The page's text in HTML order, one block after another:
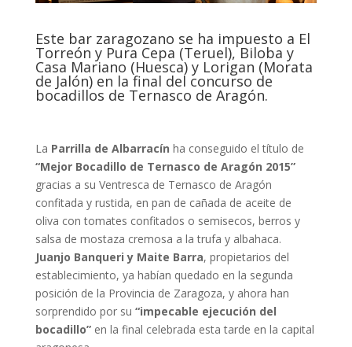
Este bar zaragozano se ha impuesto a El
Torreón y Pura Cepa (Teruel), Biloba y
Casa Mariano (Huesca) y Lorigan (Morata
de Jalón) en la final del concurso de
bocadillos de Ternasco de Aragón.
La Parrilla de Albarracín ha conseguido el título de
“Mejor Bocadillo de Ternasco de Aragón 2015”
gracias a su Ventresca de Ternasco de Aragón
confitada y rustida, en pan de cañada de aceite de
oliva con tomates confitados o semisecos, berros y
salsa de mostaza cremosa a la trufa y albahaca.
Juanjo Banqueri y Maite Barra, propietarios del
establecimiento, ya habían quedado en la segunda
posición de la Provincia de Zaragoza, y ahora han
sorprendido por su “impecable ejecución del
bocadillo”en la final celebrada esta tarde en la capital